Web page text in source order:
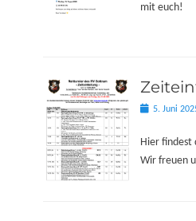
mit euch!
Posted5. Juni
Hier findest
Wir freuen